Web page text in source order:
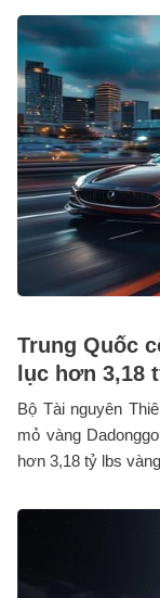
Trung Quốc
lục hơn 3,18
Bộ Tài nguyên
mỏ vàng
hơn 3,18 tỷ lbs